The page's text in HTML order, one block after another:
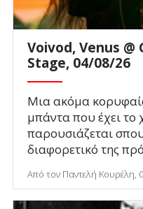
Voivod, Venus @
Stage, 04/08/26
Μια ακόμα
μπάντα που έχει το
παρουσιάζεται
διαφορετικό της
Από τον Παντελή Κουρέλη,